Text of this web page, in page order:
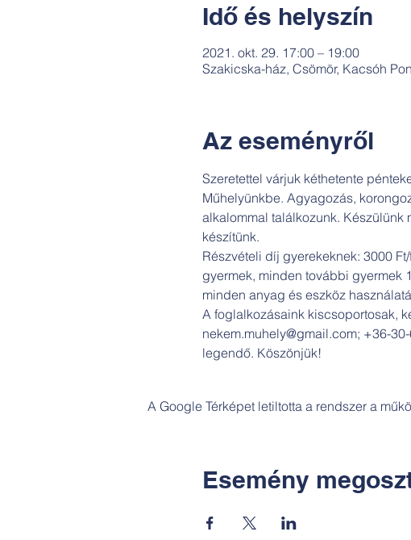
Idő és helyszín
2021. okt. 29. 17:00 – 19:00
Szakicska-ház, Csömör, Kacsóh
Az eseményről
Szeretettel várjuk kéthetente
Műhelyünkbe. Agyagozás,
alkalommal találkozunk. Készülünk
készítünk.
Részvételi díj gyerekeknek: 3000
gyermek, minden további gyermek
minden anyag és eszköz
A foglalkozásaink kiscsoportosak,
nekem.muhely@gmail.com; +36-
legendő. Köszönjük!
A Google Térképet letiltotta a rendszer a
Esemény